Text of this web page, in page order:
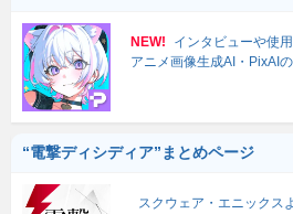
NEW!
インタビューや使
アニメ画像生成AI・PixAI
“電撃ディシディア”まとめページ
スクウェア・エニックス